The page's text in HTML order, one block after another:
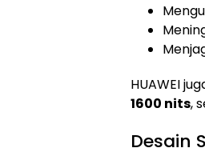
HUAWEI
1600 nits,
Desain